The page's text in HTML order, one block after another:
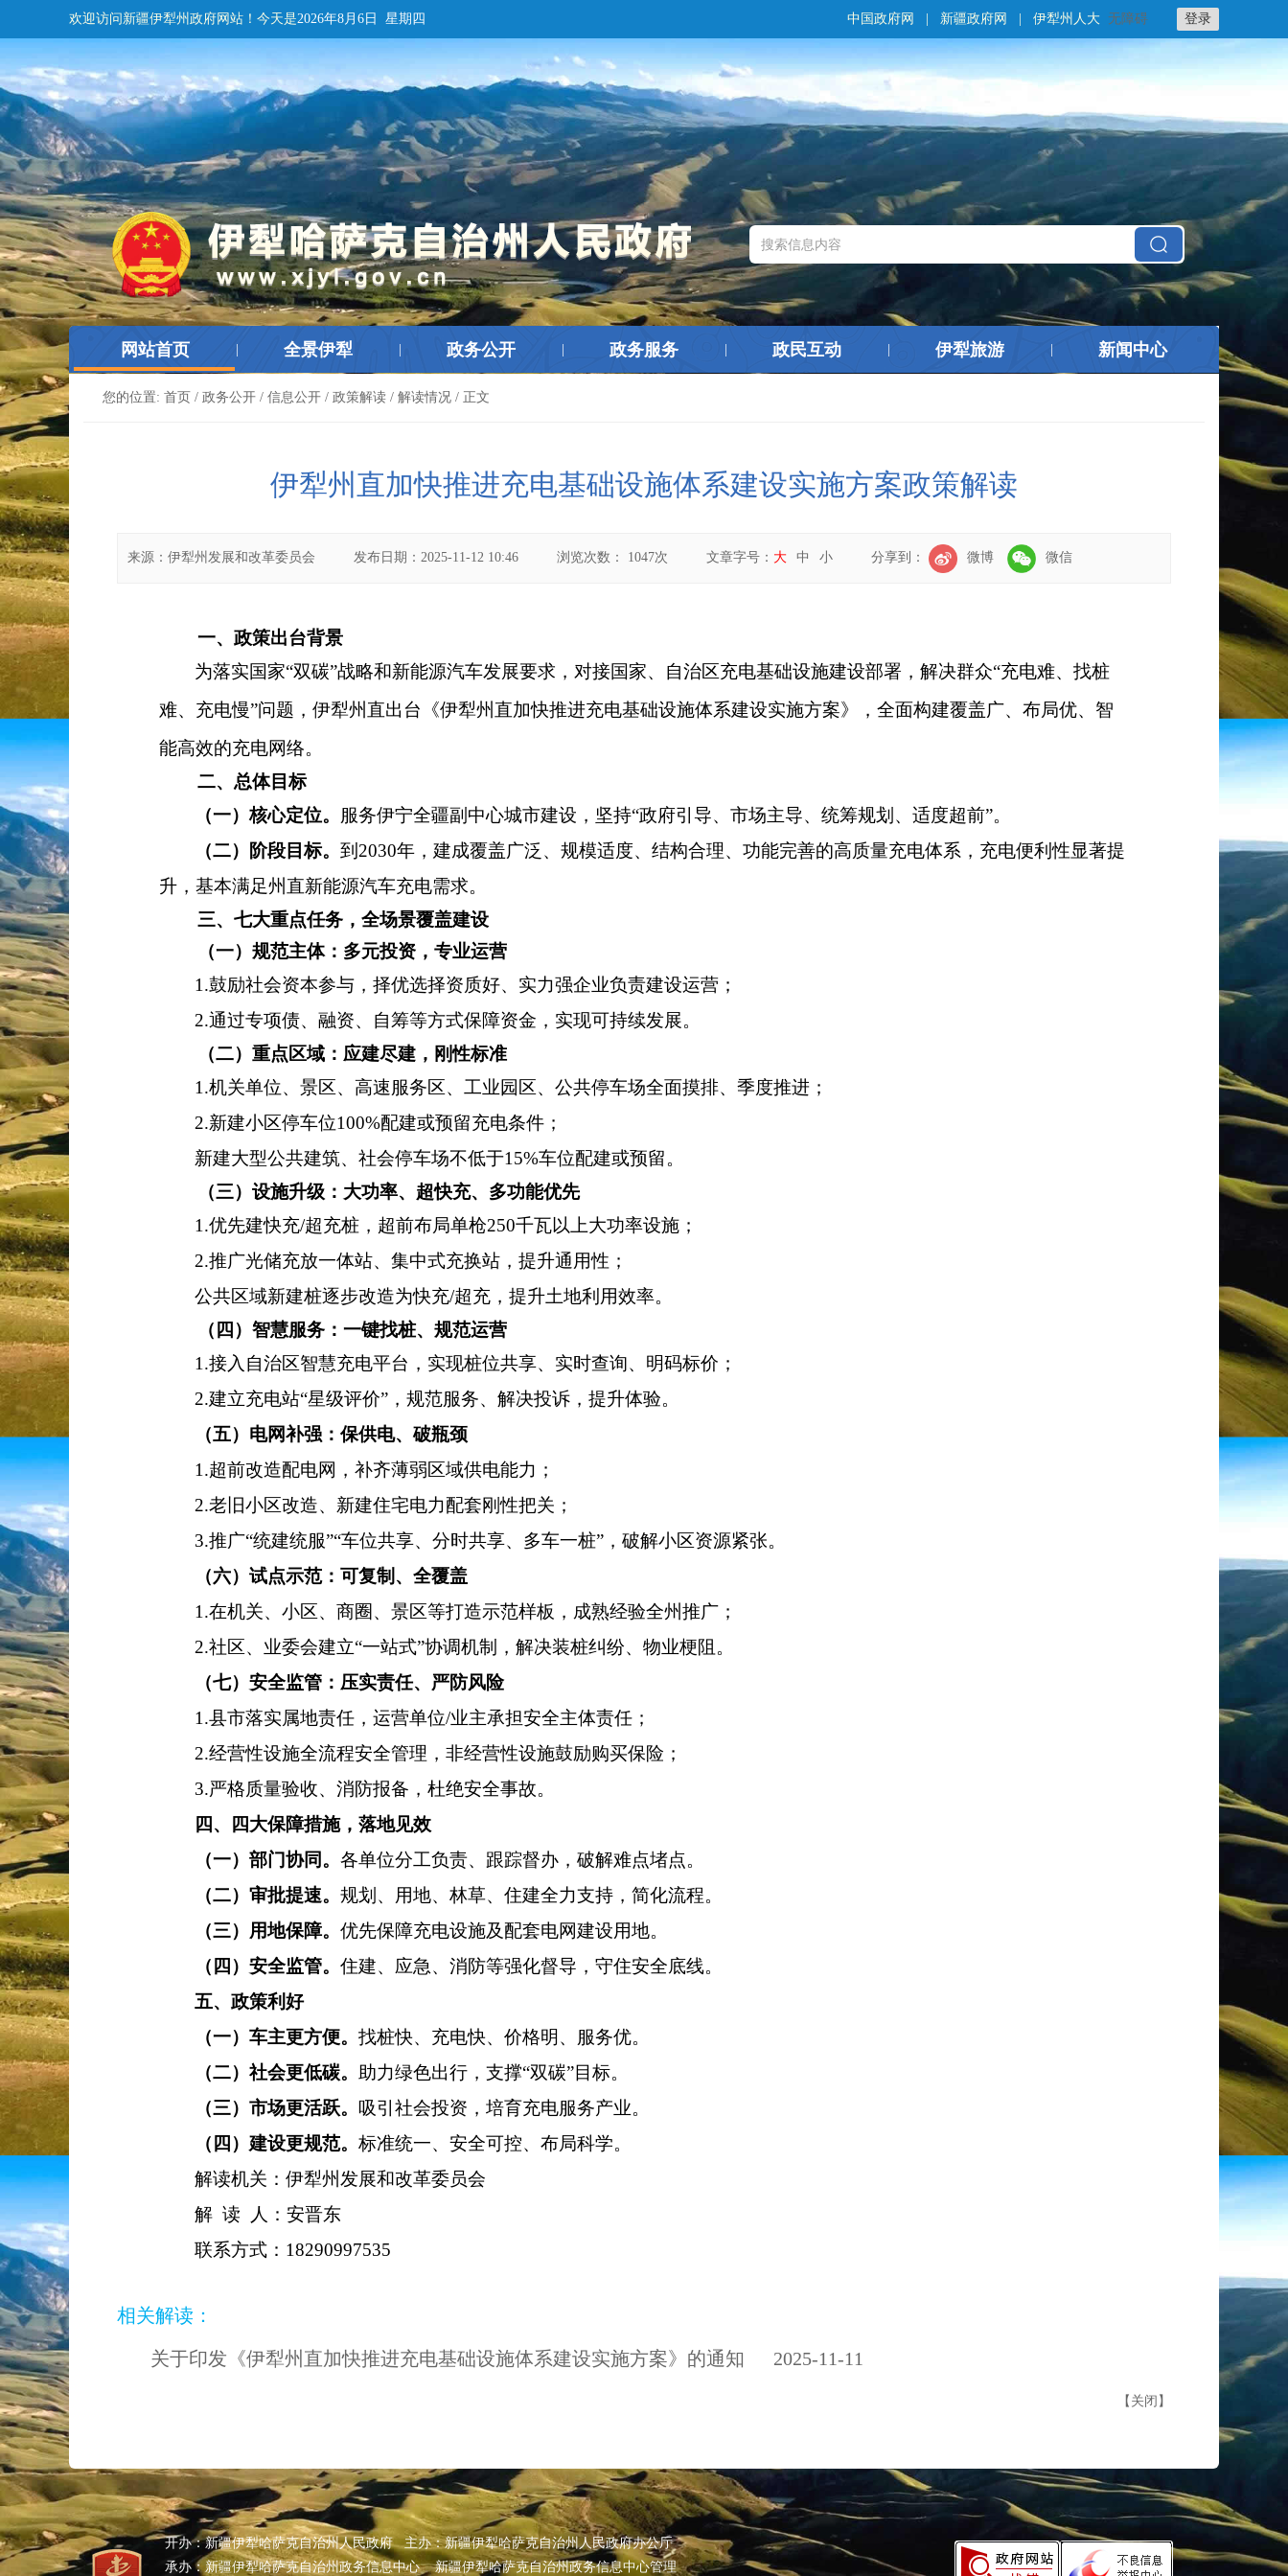
欢迎访问新疆伊犁州政府网站！ 今天是2026年8月6日 星期四 登录
无障碍
中国政府网 新疆政府网 伊犁州人大
网站首页 全景伊犁 政务公开 政务服务 政民互动 伊犁旅游 新闻中心
您的位置: 首页 / 政务公开 / 信息公开 / 政策解读 / 解读情况 / 正文
伊犁州直加快推进充电基础设施体系建设实施方案政策解读
来源： 伊犁州发展和改革委员会 发布日期： 2025-11-12 10:46 浏览次数： 1047次 文章字号： 大 中 小 分享到： 微博 微信
一、政策出台背景
为落实国家“双碳”战略和新能源汽车发展要求，对接国家、自治区充电基础设施建设部署，解决群众“充电难、找桩
难、充电慢”问题，伊犁州 直出台《伊犁州直加快推进充电基础设施体系建设实施方案》，全面构建覆盖广、布局优、智
能高效的充电网络。
二、总体目标
（一）核心定位。 服务伊宁全疆副中心城市建设，坚持“政府引导、市场主导、统筹规划、适度超前”。
（二）阶段目标。到 2030年，建成覆盖广泛、规模适度、结构合理、功能完善的高质量充电体系，充电便利性显著提
升，基本满足州直新能源汽车充电需求。
三、七大重点任务，全场景覆盖建设
（一）规范主体：多元投资，专业运营
1.鼓励社会资本参与，择优选择资质好、实力强企业负责建设运营；
2.通过专项债、融资、自筹等方式保障资金，实现可持续发展。
（二）重点区域：应建尽建，刚性标准
1.机关单位、景区、高速服务区、工业园区、公共停车场全面摸排、季度推进；
2.新建小区停车位100%配建或预留充电条件；
新建大型公共建筑、社会停车场不低于15%车位配建或预留。
（三）设施升级：大功率、超快充、多功能优先
1.优先建快充/超充桩，超前布局单枪250千瓦以上大功率设施；
2.推广光储充放一体站、集中式充换站，提升通用性；
公共区域新建桩逐步改造为快充/超充，提升土地利用效率。
（四）智慧服务：一键找桩、规范运营
1.接入自治区智慧充电平台，实现桩位共享、实时查询、明码标价；
2.建立充电站“星级评价” ，规范服务、解决投诉，提升体验。
（五）电网补强：保供电、破瓶颈
1.超前改造配电网，补齐薄弱区域供电能力；
2.老旧小区改造、新建住宅电力配套刚性把关；
3.推广“统建统服”“车位共享、分时共享、多车一桩” ，破解小区资源紧张。
（六）试点示范：可复制、全覆盖
1.在机关、小区、商圈、景区等打造示范样板，成熟经验全州推广；
2.社区、业委会建立“一站式”协调机制，解决装桩纠纷、物业梗阻。
（七）安全监管：压实责任、严防风险
1.县市落实属地责任，运营单位/业主承担安全主体责任；
2.经营性设施全流程安全管理，非经营性设施鼓励购买保险；
3.严格质量验收、消防报备，杜绝安全事故。
四、四大保障措施，落地见效
（一）部门协同 。各单位分工负责、跟踪督办，破解难点堵点。
（二）审批提速。规划、用地、林草、住建全力支持，简化流程。
（三） 用地保障。优先保障充电设施及配套电网建设用地。
（四）安全监管。住建、应急、消防等强化督导，守住安全底线。
五、政策利好
（一）车主更方便。找桩快、充电快、价格明、服务优。
（二）社会更低碳。 助力绿色出行，支撑“双碳”目标。
（三）市场更活跃。吸引社会投资，培育充电服务产业。
（四）建设更规范。标准统一、安全可控、布局科学。
解读机关：伊犁州发展和改革委员会
解 读 人：安晋东
联系方式： 18290997535
相关解读：
2025-11-11
关于印发《伊犁州直加快推进充电基础设施体系建设实施方案》的通知
【 关闭 】
开办：新疆伊犁哈萨克自治州人民政府 主办：新疆伊犁哈萨克自治州人民政府办公厅
承办：新疆伊犁哈萨克自治州政务信息中心 新疆伊犁哈萨克自治州政务信息中心管理